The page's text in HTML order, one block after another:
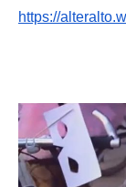
https://